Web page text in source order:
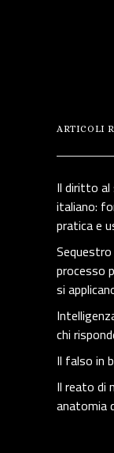
ARTICOLI
Il diritto al
italiano:
pratica e
processo
si
chi
Il falso in
Il reato di
anatomia